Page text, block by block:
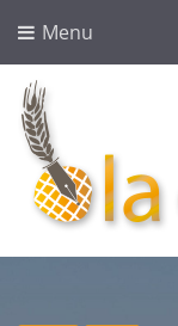
Menu
lacriba.net